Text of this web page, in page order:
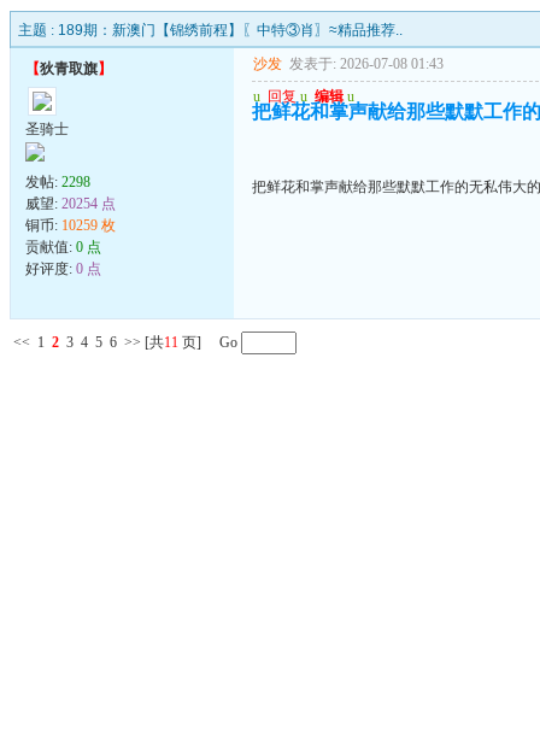
主题 : 189期：新澳门【锦绣前程】〖中特③肖〗≈精品推荐..
【狄青取旗】
圣骑士
发帖: 2298
威望: 20254 点
铜币: 10259 枚
贡献值: 0 点
好评度: 0 点
沙发 发表于: 2026-07-08 01:43
u 回复 u 编辑 u
把鲜花和掌声献给那些默默工作
把鲜花和掌声献给那些默默工作的无私伟大
<< 1 2 3 4 5 6 >> [共11 页] Go